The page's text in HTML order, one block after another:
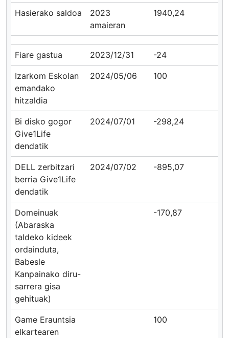
Hasierako saldoa
2023
amaieran
1940,24
Fiare gastua 2023/12/31 -24
Izarkom Eskolan
emandako
hitzaldia
2024/05/06 100
Bi disko gogor
Give1Life
dendatik
2024/07/01 -298,24
DELL zerbitzari
berria Give1Life
dendatik
2024/07/02 -895,07
Domeinuak
(Abaraska
taldeko kideek
ordainduta,
Babesle
Kanpainako diru-
sarrera gisa
gehituak)
-170,87
Game Erauntsia
elkartearen
100